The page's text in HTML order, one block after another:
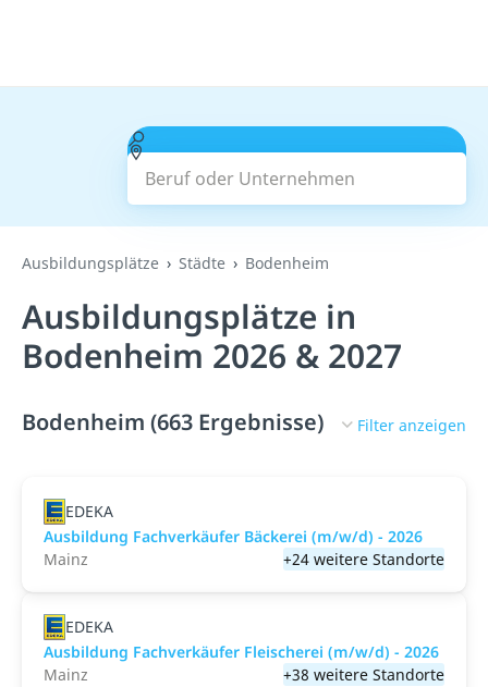
Beruf oder Unternehmen
Suchen
Ausbildungsplätze Städte Bodenheim
Ausbildungsplätze in
Bodenheim 2026 & 2027
Bodenheim (663 Ergebnisse) Filter anzeigen
EDEKA
Ausbildung Fachverkäufer Bäckerei (m/w/d) - 2026
Mainz
+24 weitere Standorte
EDEKA
Ausbildung Fachverkäufer Fleischerei (m/w/d) - 2026
Mainz
+38 weitere Standorte